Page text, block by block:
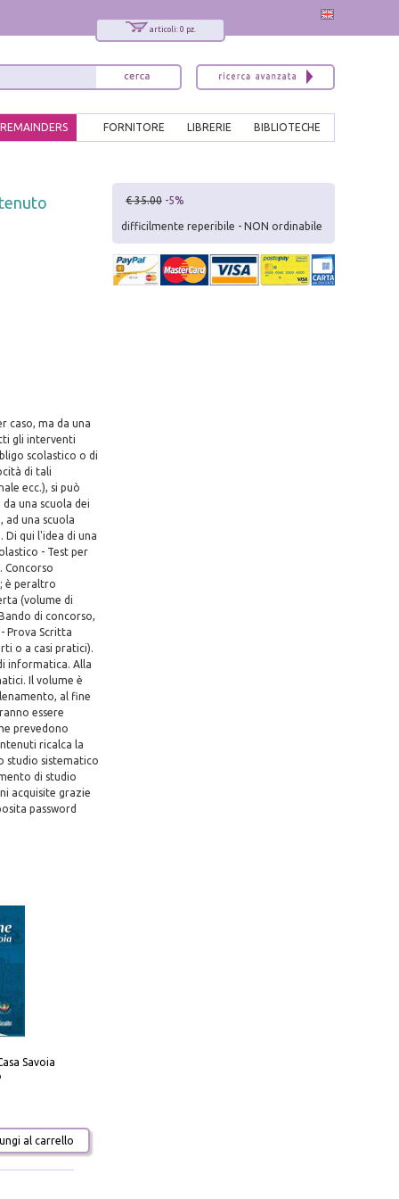
articoli: 0 pz.
BIBLIOTECHE
LIBRERIE
FORNITORE
REMAINDERS
caso, ma da una
gli interventi
scolastico o di
di tali
ecc.), si può
una scuola dei
ad una scuola
qui l'idea di una
- Test per
Concorso
è peraltro
(volume di
di concorso,
Prova Scritta
o a casi pratici).
informatica. Alla
Il volume è
al fine
essere
prevedono
ricalca la
studio sistematico
di studio
acquisite grazie
password
Savoia
al carrello
€ 35.00 -5%
difficilmente reperibile - NON ordinabile
x
Interessato ai nostri libri?
Allora iscriviti alla nostra newsletter!
Sarai informato delle nostre novità, potrai
comunque cancellarti quando desideri.